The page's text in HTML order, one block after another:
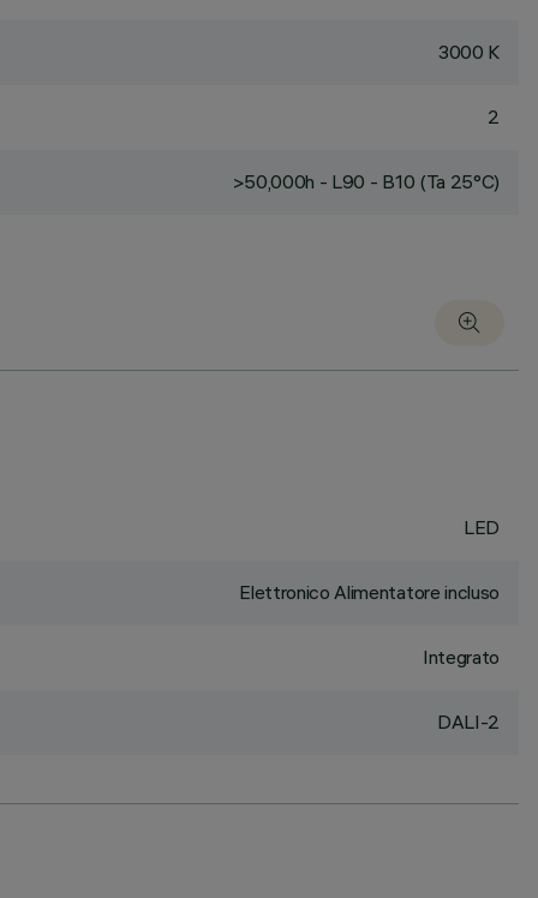
3000 K
2
>50,000h - L90 - B10 (Ta 25°C)
LED
Elettronico Alimentatore incluso
Integrato
DALI-2